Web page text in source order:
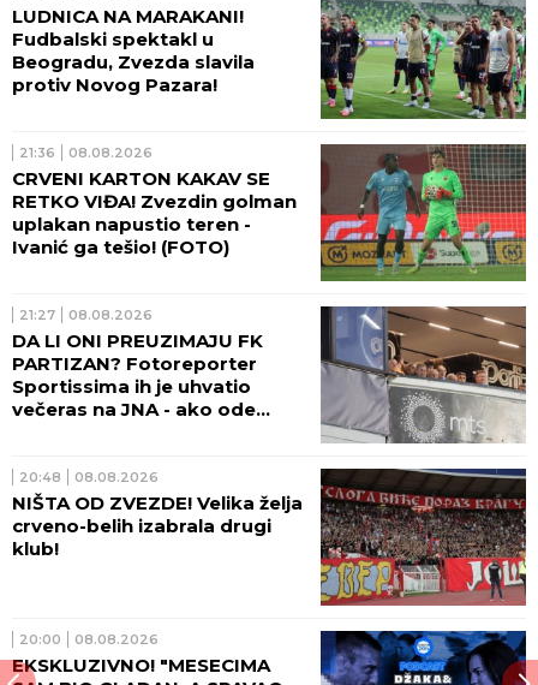
LUDNICA NA MARAKANI!
Fudbalski spektakl u
Beogradu, Zvezda slavila
protiv Novog Pazara!
21:36 08.08.2026
CRVENI KARTON KAKAV SE
RETKO VIĐA! Zvezdin golman
uplakan napustio teren -
Ivanić ga tešio! (FOTO)
21:27 08.08.2026
DA LI ONI PREUZIMAJU FK
PARTIZAN? Fotoreporter
Sportissima ih je uhvatio
večeras na JNA - ako ode
(FOTO)
20:48 08.08.2026
NIŠTA OD ZVEZDE! Velika želja
crveno-belih izabrala drugi
klub!
20:00 08.08.2026
EKSKLUZIVNO! "MESECIMA